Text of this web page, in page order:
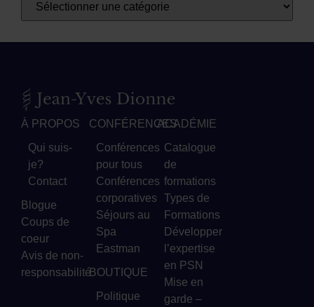
À PROPOS
Qui suis-
je?
Contact
Blogue
Coups de
coeur
Avis de non-
responsabilité
CONFÉRENCES
Conférences
pour tous
Conférences
corporatives
Séjours au
Spa
Eastman
BOUTIQUE
Politique
ACADÉMIE
Catalogue
de
formations
Types de
Formations
Développer
l’expertise
en PSN
Mise en
garde –